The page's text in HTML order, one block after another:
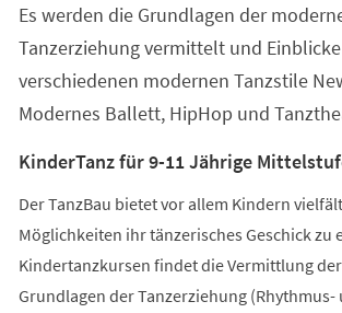
Es werden die Grundlagen der
Tanzerziehung vermittelt und
verschiedenen modernen Tanzstile
Modernes Ballett, HipHop und
KinderTanz für 9-11 Jährige
Der TanzBau bietet vor allem Kindern
Möglichkeiten ihr tänzerisches Geschick zu
Kindertanzkursen findet die Vermittlung
Grundlagen der Tanzerziehung (Rhythmus-